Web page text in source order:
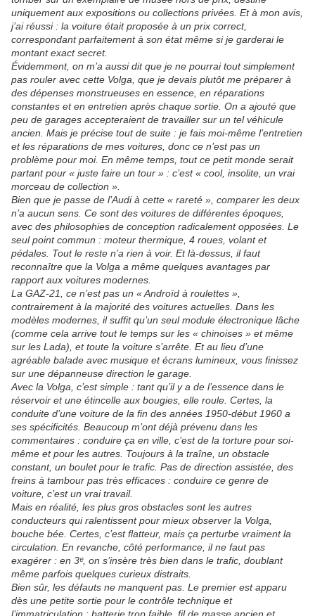
uniquement aux expositions ou collections privées. Et à mon avis,
j’ai réussi : la voiture était proposée à un prix correct,
correspondant parfaitement à son état même si je garderai le
montant exact secret.
Évidemment, on m’a aussi dit que je ne pourrai tout simplement
pas rouler avec cette Volga, que je devais plutôt me préparer à
des dépenses monstrueuses en essence, en réparations
constantes et en entretien après chaque sortie. On a ajouté que
peu de garages accepteraient de travailler sur un tel véhicule
ancien. Mais je précise tout de suite : je fais moi-même l’entretien
et les réparations de mes voitures, donc ce n’est pas un
problème pour moi. En même temps, tout ce petit monde serait
partant pour « juste faire un tour » : c’est « cool, insolite, un vrai
morceau de collection ».
Bien que je passe de l’Audi à cette « rareté », comparer les deux
n’a aucun sens. Ce sont des voitures de différentes époques,
avec des philosophies de conception radicalement opposées. Le
seul point commun : moteur thermique, 4 roues, volant et
pédales. Tout le reste n’a rien à voir. Et là-dessus, il faut
reconnaître que la Volga a même quelques avantages par
rapport aux voitures modernes.
La GAZ-21, ce n’est pas un « Androïd à roulettes »,
contrairement à la majorité des voitures actuelles. Dans les
modèles modernes, il suffit qu’un seul module électronique lâche
(comme cela arrive tout le temps sur les « chinoises » et même
sur les Lada), et toute la voiture s’arrête. Et au lieu d’une
agréable balade avec musique et écrans lumineux, vous finissez
sur une dépanneuse direction le garage.
Avec la Volga, c’est simple : tant qu’il y a de l’essence dans le
réservoir et une étincelle aux bougies, elle roule. Certes, la
conduite d’une voiture de la fin des années 1950-début 1960 a
ses spécificités. Beaucoup m’ont déjà prévenu dans les
commentaires : conduire ça en ville, c’est de la torture pour soi-
même et pour les autres. Toujours à la traîne, un obstacle
constant, un boulet pour le trafic. Pas de direction assistée, des
freins à tambour pas très efficaces : conduire ce genre de
voiture, c’est un vrai travail.
Mais en réalité, les plus gros obstacles sont les autres
conducteurs qui ralentissent pour mieux observer la Volga,
bouche bée. Certes, c’est flatteur, mais ça perturbe vraiment la
circulation. En revanche, côté performance, il ne faut pas
exagérer : en 3ᵉ, on s’insère très bien dans le trafic, doublant
même parfois quelques curieux distraits.
Bien sûr, les défauts ne manquent pas. Le premier est apparu
dès une petite sortie pour le contrôle technique et